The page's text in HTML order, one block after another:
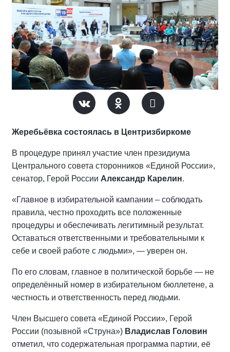
Жеребьёвка состоялась в Центризбиркоме
В процедуре принял участие член президиума
Центрального совета сторонников «Единой России»,
сенатор, Герой России Александр Карелин.
«Главное в избирательной кампании – соблюдать
правила, честно проходить все положенные
процедуры и обеспечивать легитимный результат.
Оставаться ответственными и требовательными к
себе и своей работе с людьми», — уверен он.
По его словам, главное в политической борьбе — не
определённый номер в избирательном бюллетене, а
честность и ответственность перед людьми.
Член Высшего совета «Единой России», Герой
России (позывной «Струна») Владислав Головин
отметил, что содержательная программа партии, её